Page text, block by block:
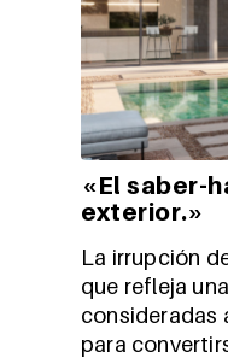
«El saber-
exterior.»
La irrupción
que refleja
consideradas
para